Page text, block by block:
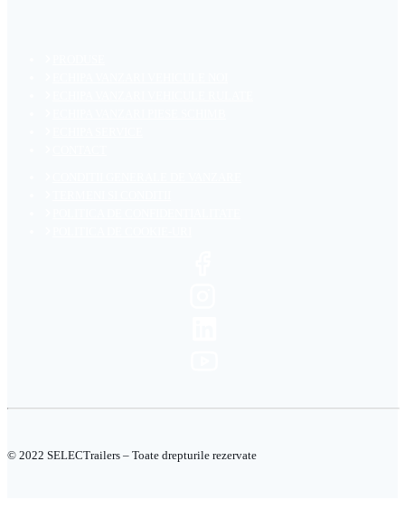
© 2022 SELECTrailers – Toate drepturile rezervate